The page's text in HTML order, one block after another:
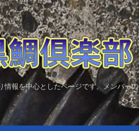
情報を中心としたページです。メンバー